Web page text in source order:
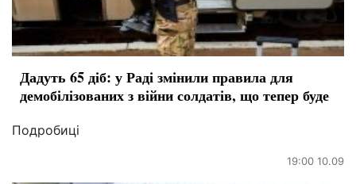
Дадуть 65 діб: у Раді змінили правила для
демобілізованих з війни солдатів, що тепер буде
Подробиці
19:00 10.09